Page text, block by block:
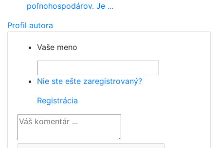
poľnohospodárov. Je ...
Profil autora
Vaše meno
Nie ste ešte zaregistrovaný?
Registrácia